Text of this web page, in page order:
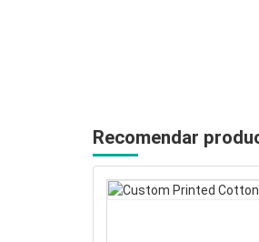
Recomendar